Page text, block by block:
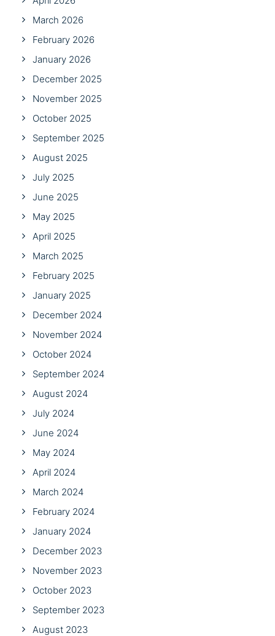
March 2026
February 2026
January 2026
December 2025
November 2025
October 2025
September 2025
August 2025
July 2025
June 2025
May 2025
April 2025
March 2025
February 2025
January 2025
December 2024
November 2024
October 2024
September 2024
August 2024
July 2024
June 2024
May 2024
April 2024
March 2024
February 2024
January 2024
December 2023
November 2023
October 2023
September 2023
August 2023